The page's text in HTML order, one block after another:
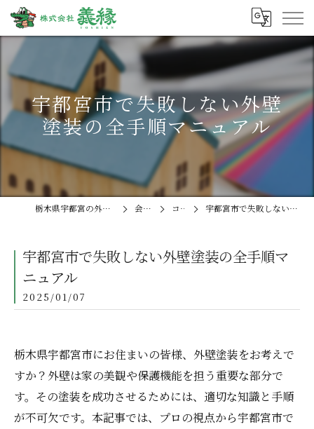
宇都宮市で失敗しない外壁
塗装の全手順マニュアル
栃木県宇都宮の外壁塗装なら株式会社義縁 会社概要 コラム 宇都宮市で失敗しない外壁塗装の全手順マニュアル
宇都宮市で失敗しない外壁塗装の全手順マ
ニュアル
2025/01/07
栃木県宇都宮市にお住まいの皆様、外壁塗装をお考えで
すか？外壁は家の美観や保護機能を担う重要な部分で
す。その塗装を成功させるためには、適切な知識と手順
が不可欠です。本記事では、プロの視点から宇都宮市で